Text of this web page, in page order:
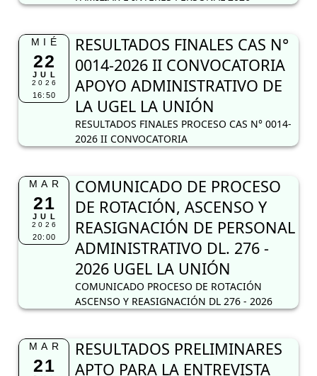
RESULTADOS FINALES PROCESO CAS N° 0014-
MAR
21
JUL
COMUNICADO DE PROCESO
DE ROTACIÓN, ASCENSO Y
REASIGNACIÓN DE PERSONAL
ADMINISTRATIVO DL. 276 -
2026 UGEL LA UNIÓN
ASCENSO Y REASIGNACIÓN DL 276 - 2026
MAR
21
RESULTADOS PRELIMINARES
APTO PARA LA ENTREVISTA
PROCESO DE CONVOCATORIA
014-2026 II CONVOCATORIA
APOYO ADMINISTRATIVO
ENTREVISTA